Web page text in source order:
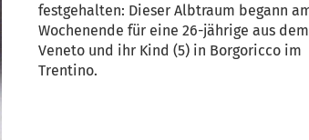
festgehalten: Dieser Albtraum begann am
Wochenende für eine 26-jährige aus dem
Veneto und ihr Kind (5) in Borgoricco im
Trentino.